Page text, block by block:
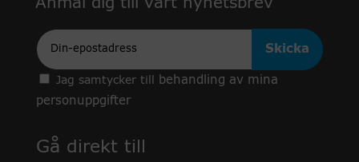
Epost
Jag samtycker till
behandling av mina
personuppgifter
Gå direkt till